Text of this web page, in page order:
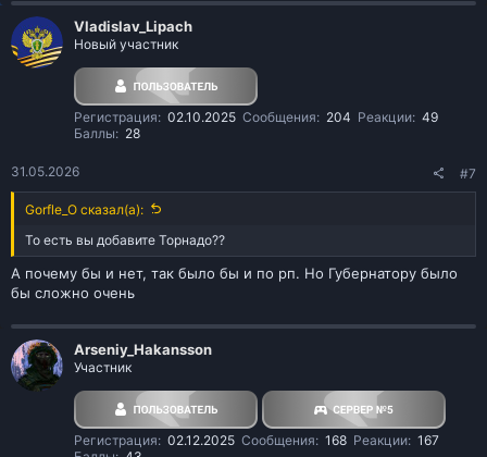
Vladislav_Lipach
Новый участник
Регистрация 02.10.2025 Сообщения 204 Реакции 49
Баллы
28
31.05.2026 #7
Gorfle_O сказал(а):
То есть вы добавите Торнадо??
А почему бы и нет, так было бы и по рп. Но Губернатору было
бы сложно очень
Arseniy_Hakansson
Участник
Регистрация 02.12.2025 Сообщения 168 Реакции 167